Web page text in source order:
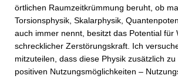
örtlichen Raumzeitkrümmung beruht, ob
Torsionsphysik, Skalarphysik,
auch immer nennt, besitzt das Potential für
schrecklicher Zerstörungskraft. Ich
mitzuteilen, dass diese Physik zusätzlich zu
positiven Nutzungsmöglichkeiten –